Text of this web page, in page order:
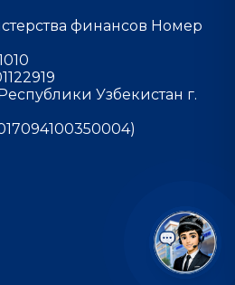
финансов Номер
Узбекистан г.